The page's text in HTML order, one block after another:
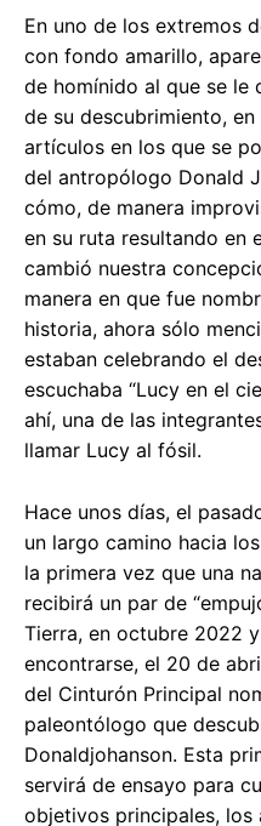
En uno de los extremos
con fondo amarillo,
de homínido al que se le
de su descubrimiento,
artículos en los que se
del antropólogo Donald
cómo, de manera
en su ruta resultando en
cambió nuestra
manera en que fue
historia, ahora sólo
estaban celebrando el
escuchaba “Lucy en el
ahí, una de las
llamar Lucy al fósil.
Hace unos días, el
un largo camino hacia
la primera vez que una
recibirá un par de
Tierra, en octubre 2022
encontrarse, el 20 de
del Cinturón Principal
paleontólogo que
Donaldjohanson. Esta
servirá de ensayo para
objetivos principales, los